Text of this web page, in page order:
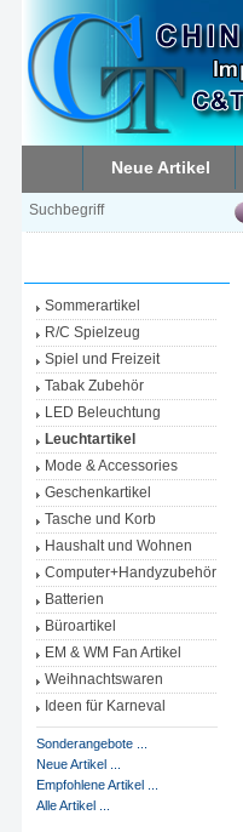
Neue Artikel
Sommerartikel
R/C Spielzeug
Spiel und Freizeit
Tabak Zubehör
LED Beleuchtung
Leuchtartikel
Mode & Accessories
Geschenkartikel
Tasche und Korb
Haushalt und Wohnen
Computer+Handyzubehör
Batterien
Büroartikel
EM & WM Fan Artikel
Weihnachtswaren
Ideen für Karneval
Sonderangebote ...
Neue Artikel ...
Empfohlene Artikel ...
Alle Artikel ...